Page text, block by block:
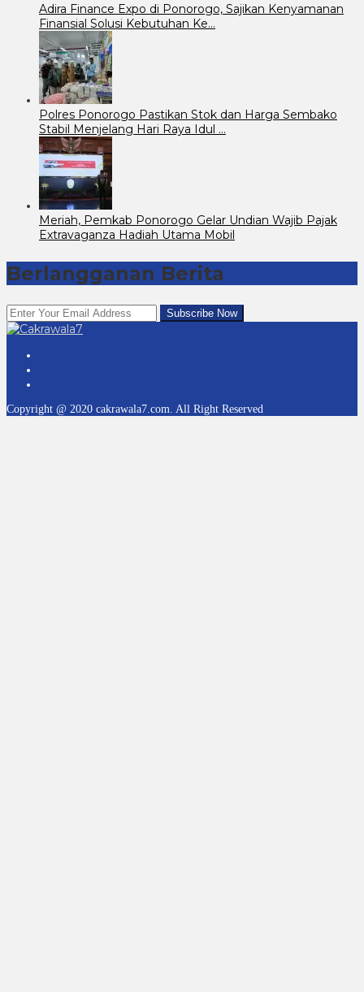
Adira Finance Expo di Ponorogo, Sajikan Kenyamanan
Finansial Solusi Kebutuhan Ke…
Polres Ponorogo Pastikan Stok dan Harga Sembako
Stabil Menjelang Hari Raya Idul …
Meriah, Pemkab Ponorogo Gelar Undian Wajib Pajak
Extravaganza Hadiah Utama Mobil
Berlangganan Berita
Copyright @ 2020 cakrawala7.com. All Right Reserved